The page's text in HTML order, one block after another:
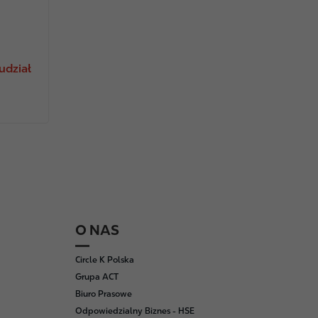
O NAS
Circle K Polska
Grupa ACT
Biuro Prasowe
Odpowiedzialny Biznes - HSE